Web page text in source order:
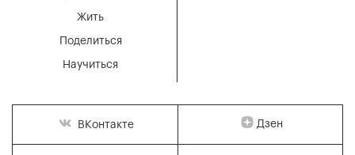
Жить
Поделиться
Научиться
ВКонтакте Дзен